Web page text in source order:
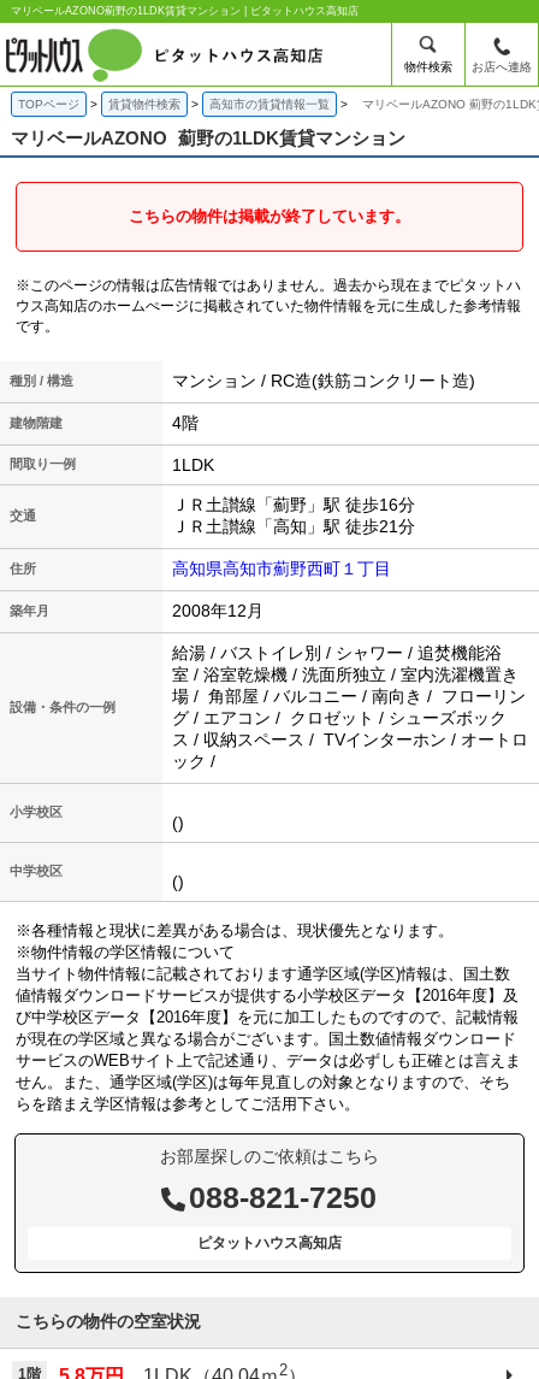
マリベールAZONO薊野の1LDK賃貸マンション | ピタットハウス高知店
物件検索 お店へ連絡
TOPページ 賃貸物件検索 高知市の賃貸情報一覧 マリベールAZONO 薊野の
マリベールAZONO 薊野の1LDK賃貸マンション
こちらの物件は掲載が終了しています。
※このページの情報は広告情報ではありません。過去から現在までピタットハ
ウス高知店のホームぺージに掲載されていた物件情報を元に生成した参考情報
です。
種別 / 構造 マンション / RC造(鉄筋コンクリート造)
建物階建 4階
間取り一例 1LDK
交通
ＪＲ土讃線「薊野」駅 徒歩16分
ＪＲ土讃線「高知」駅 徒歩21分
住所 高知県高知市薊野西町１丁目
築年月 2008年12月
設備・条件の一例
給湯 / バストイレ別 / シャワー / 追焚機能浴
室 / 浴室乾燥機 / 洗面所独立 / 室内洗濯機置き
場 / 角部屋 / バルコニー / 南向き / フローリン
グ / エアコン / クロゼット / シューズボック
ス / 収納スペース / TVインターホン / オートロ
ック /
小学校区
()
中学校区
()
※各種情報と現状に差異がある場合は、現状優先となります。
※物件情報の学区情報について
当サイト物件情報に記載されております通学区域(学区)情報は、国土数
値情報ダウンロードサービスが提供する小学校区データ【2016年度】及
び中学校区データ【2016年度】を元に加工したものですので、記載情報
が現在の学区域と異なる場合がございます。国土数値情報ダウンロード
サービスのWEBサイト上で記述通り、データは必ずしも正確とは言えま
せん。また、通学区域(学区)は毎年見直しの対象となりますので、そち
らを踏まえ学区情報は参考としてご活用下さい。
お部屋探しのご依頼はこちら
088-821-7250
ピタットハウス高知店
こちらの物件の空室状況
1階 2